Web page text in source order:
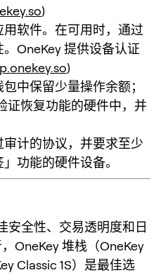
)
软件。在可用时，通过
OneKey 提供设备认证
)
中保留少量操作余额；
证恢复功能的硬件中，并
计的协议，并要求至少
功能的硬件设备。
安全性、交易透明度和日
OneKey 堆栈（OneKey
Classic 1S）是最佳选